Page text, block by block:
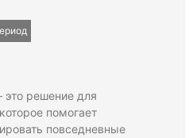
это решение для
помогает
повседневные